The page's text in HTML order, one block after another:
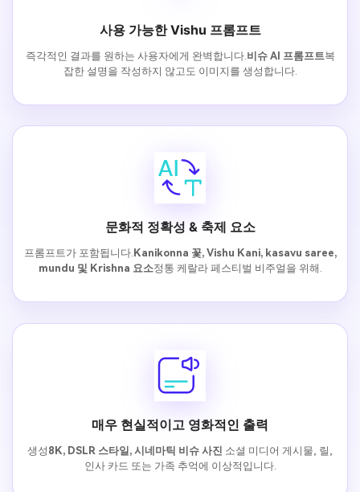
사용 가능한 Vishu 프롬프트
즉각적인 결과를 원하는 사용자에게 완벽합니다. 비슈 AI 프롬프트복
잡한 설명을 작성하지 않고도 이미지를 생성합니다.
문화적 정확성 & 축제 요소
프롬프트가 포함됩니다. Kanikonna 꽃, Vishu Kani, kasavu saree,
mundu 및 Krishna 요소정통 케랄라 페스티벌 비주얼을 위해.
매우 현실적이고 영화적인 출력
생성 8K, DSLR 스타일, 시네마틱 비슈 사진 소셜 미디어 게시물, 릴,
인사 카드 또는 가족 추억에 이상적입니다.